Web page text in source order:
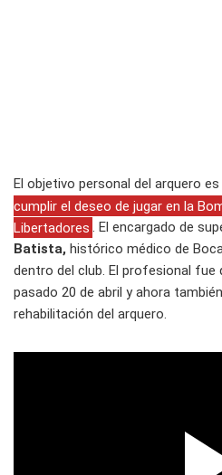
El objetivo personal del arquero es
cumplir el deseo de jugar en la
Libertadores . El encargado de
Batista, histórico médico de
dentro del club. El profesional fue
pasado 20 de abril y ahora
rehabilitación del arquero.